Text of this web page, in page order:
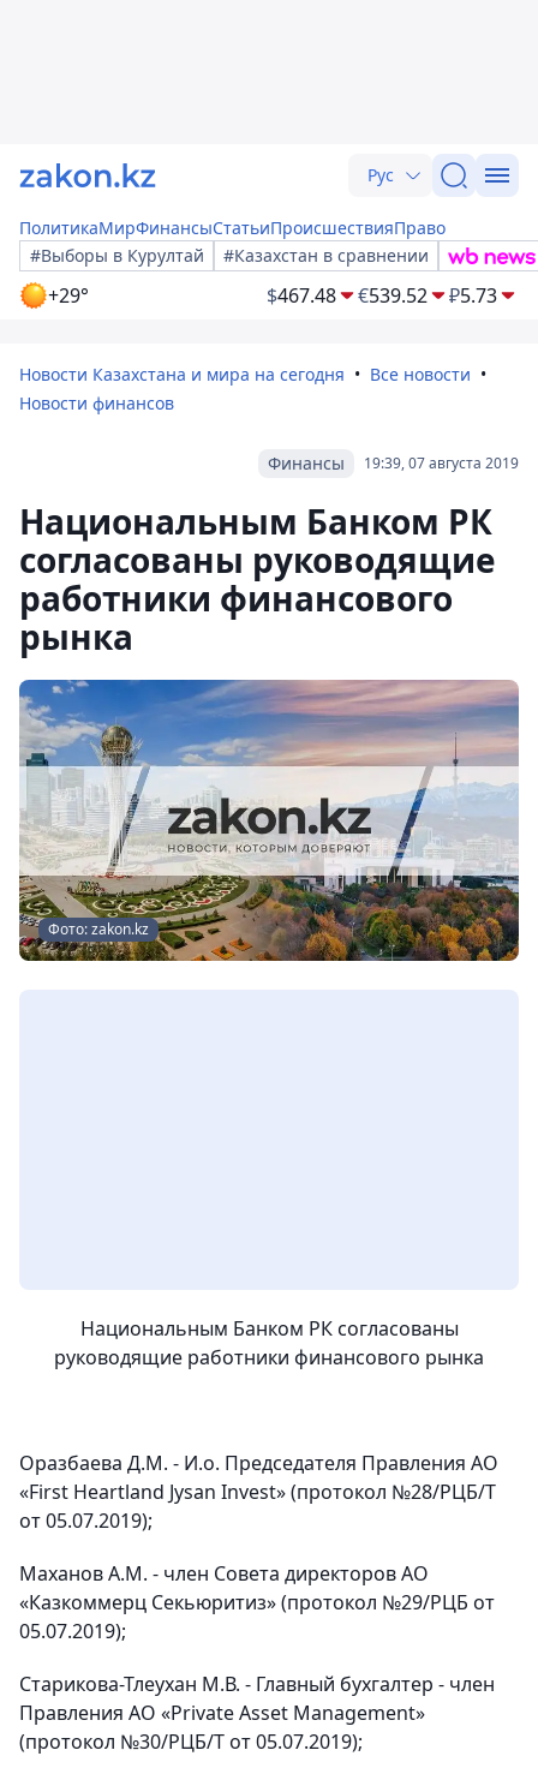
Рус
ПолитикаМирФинансыСтатьиПроисшествияПраво
#Выборы в Курултай
#Казахстан в сравнении
+29° $467.48 €539.52 ₽5.73
Новости Казахстана и мира на сегодня
Все новости
Новости финансов
19:39, 07 августа 2019
Финансы
Национальным Банком РК
согласованы руководящие
работники финансового
рынка
Фото: zakon.kz
Национальным Банком РК согласованы
руководящие работники финансового рынка
Оразбаева Д.М. - И.о. Председателя Правления АО
«First Heartland Jysan Invest» (протокол №28/РЦБ/Т
от 05.07.2019);
Маханов А.М. - член Совета директоров АО
«Казкоммерц Секьюритиз» (протокол №29/РЦБ от
05.07.2019);
Старикова-Тлеухан М.В. - Главный бухгалтер - член
Правления АО «Private Asset Management»
(протокол №30/РЦБ/Т от 05.07.2019);